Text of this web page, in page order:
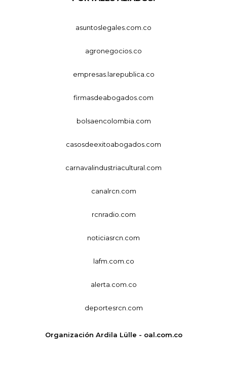
asuntoslegales.com.co
agronegocios.co
empresas.larepublica.co
firmasdeabogados.com
bolsaencolombia.com
casosdeexitoabogados.com
carnavalindustriacultural.com
canalrcn.com
rcnradio.com
noticiasrcn.com
lafm.com.co
alerta.com.co
deportesrcn.com
Organización Ardila Lülle - oal.com.co